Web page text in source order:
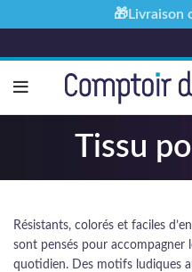
Tissu
Résistants, colorés et faciles
sont pensés pour accompagner
quotidien. Des motifs ludiques
🎁Livraison